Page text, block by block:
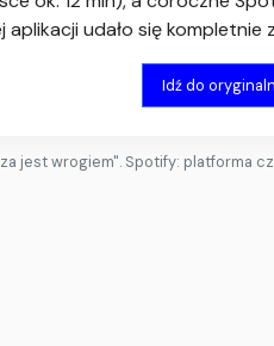
udało się
Idź do
jest wrogiem". Spotify: platforma